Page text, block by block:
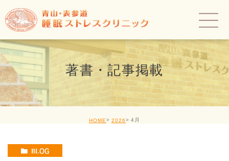
著書・記事掲載
HOME 2026 4月
BLOG